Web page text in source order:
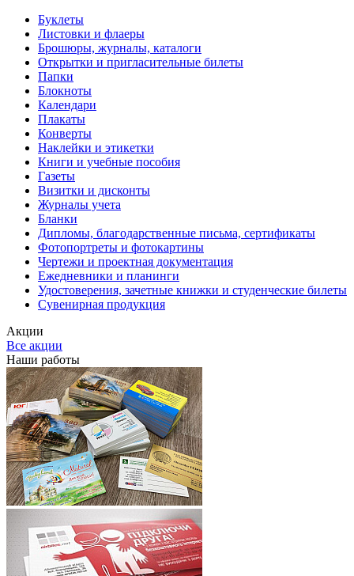
Буклеты
Листовки и флаеры
Брошюры, журналы, каталоги
Открытки и пригласительные билеты
Папки
Блокноты
Календари
Плакаты
Конверты
Наклейки и этикетки
Книги и учебные пособия
Газеты
Визитки и дисконты
Журналы учета
Бланки
Дипломы, благодарственные письма, сертификаты
Фотопортреты и фотокартины
Чертежи и проектная документация
Ежедневники и планинги
Удостоверения, зачетные книжки и студенческие билеты
Сувенирная продукция
Акции
Все акции
Наши работы